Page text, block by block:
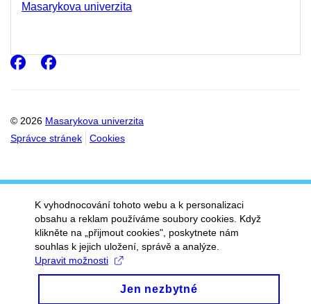
Masarykova univerzita
© 2026 Masarykova univerzita
Správce stránek
Cookies
Facebook
Facebook
K vyhodnocování tohoto webu a k personalizaci
obsahu a reklam používáme soubory cookies. Když
klikněte na „přijmout cookies", poskytnete nám
souhlas k jejich uložení, správě a analýze.
Upravit možnosti
Jen nezbytné